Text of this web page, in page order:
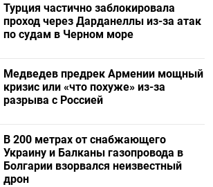
Турция частично заблокировала
проход через Дарданеллы из-за атак
по судам в Черном море
Медведев предрек Армении мощный
кризис или «что похуже» из-за
разрыва с Россией
В 200 метрах от снабжающего
Украину и Балканы газопровода в
Болгарии взорвался неизвестный
дрон